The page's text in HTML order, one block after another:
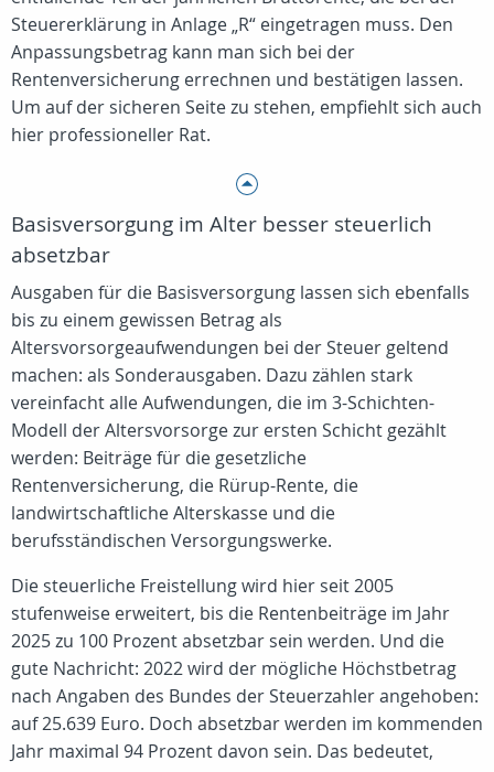
Steuererklärung in Anlage „R“ eingetragen muss. Den
Anpassungsbetrag kann man sich bei der
Rentenversicherung errechnen und bestätigen lassen.
Um auf der sicheren Seite zu stehen, empfiehlt sich auch
hier professioneller Rat.
Basisversorgung im Alter besser steuerlich
absetzbar
Ausgaben für die Basisversorgung lassen sich ebenfalls
bis zu einem gewissen Betrag als
Altersvorsorgeaufwendungen bei der Steuer geltend
machen: als Sonderausgaben. Dazu zählen stark
vereinfacht alle Aufwendungen, die im 3-Schichten-
Modell der Altersvorsorge zur ersten Schicht gezählt
werden: Beiträge für die gesetzliche
Rentenversicherung, die Rürup-Rente, die
landwirtschaftliche Alterskasse und die
berufsständischen Versorgungswerke.
Die steuerliche Freistellung wird hier seit 2005
stufenweise erweitert, bis die Rentenbeiträge im Jahr
2025 zu 100 Prozent absetzbar sein werden. Und die
gute Nachricht: 2022 wird der mögliche Höchstbetrag
nach Angaben des Bundes der Steuerzahler angehoben:
auf 25.639 Euro. Doch absetzbar werden im kommenden
Jahr maximal 94 Prozent davon sein. Das bedeutet,